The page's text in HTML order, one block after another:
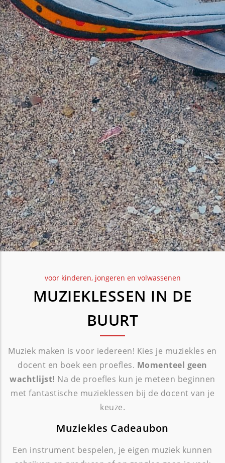
voor kinderen, jongeren en volwassenen
MUZIEKLESSEN IN DE
BUURT
Muziek maken is voor iedereen! Kies je muziekles en
docent en boek een proefles. Momenteel geen
wachtlijst! Na de proefles kun je meteen beginnen
met fantastische muzieklessen bij de docent van je
keuze.
Muziekles Cadeaubon
Een instrument bespelen, je eigen muziek kunnen